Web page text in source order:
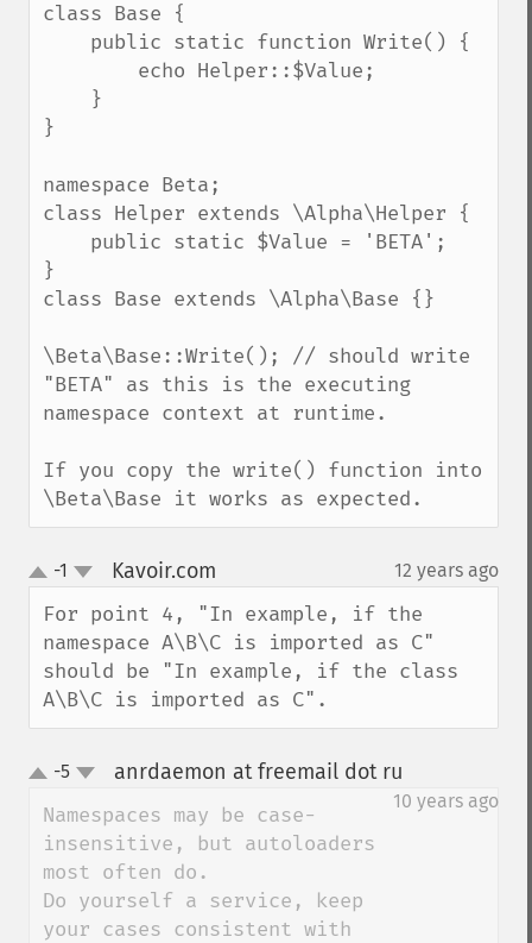
class Base {
}
namespace Beta;
class Helper extends \Alpha\Helper {
}
class Base extends \Alpha\Base {}
\Beta\Base::Write(); // should write
"BETA" as this is the executing
namespace context at runtime.
If you copy the write() function into
\Beta\Base it works as expected.
up
down
-1 Kavoir.com 12 years ago
For point 4, "In example, if the
namespace A\B\C is imported as C"
should be "In example, if the class
A\B\C is imported as C".
up-5 anrdaemon at freemail dot ru
10 years ago
Namespaces may be case-
insensitive, but autoloaders
most often do.
Do yourself a service, keep
your cases consistent with